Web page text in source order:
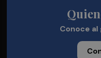
Conoce